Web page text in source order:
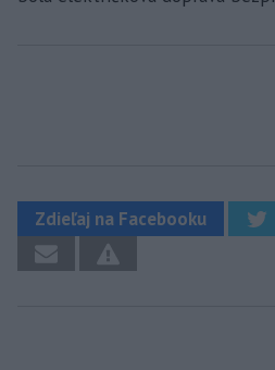
Zdieľaj na Facebooku